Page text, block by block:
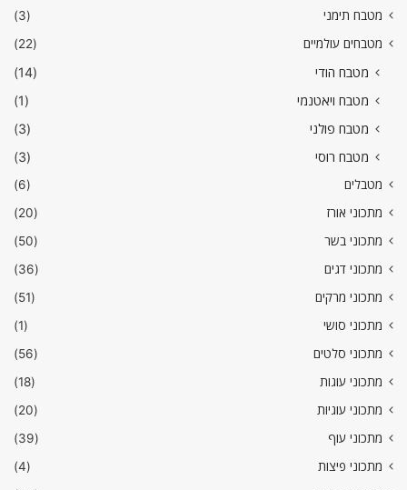
מטבח תימני
(3)
מטבחים עולמיים
(22)
מטבח הודי
(14)
מטבח ויאטנמי
(1)
מטבח פולני
(3)
מטבח רוסי
(3)
מטבלים
(6)
מתכוני אורז
(20)
מתכוני בשר
(50)
מתכוני דגים
(36)
מתכוני מרקים
(51)
מתכוני סושי
(1)
מתכוני סלטים
(56)
מתכוני עוגות
(18)
מתכוני עוגיות
(20)
מתכוני עוף
(39)
מתכוני פיצות
(4)